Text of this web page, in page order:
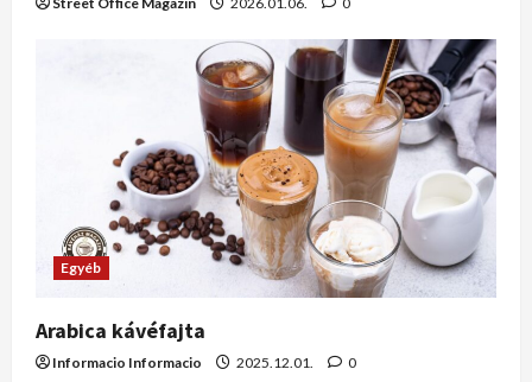
Egyéb
Arabica kávéfajta
Informacio Informacio 2025.12.01. 0